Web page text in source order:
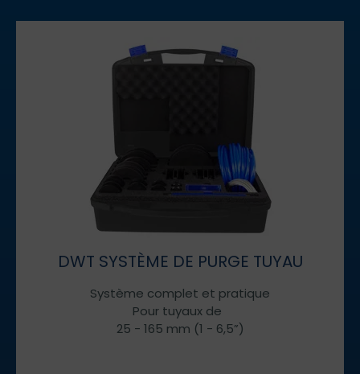
DWT SYSTÈME DE PURGE TUYAU
Système complet et pratique
Pour tuyaux de
25 - 165 mm (1 - 6,5”)